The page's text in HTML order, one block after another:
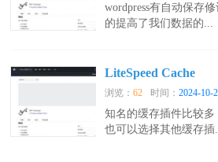
wordpress有自动保存
的提高了我们数据的...
LiteSpeed Cache
浏览：62 时间：2024-10-
知名的缓存插件比较
也可以选择其他缓存插